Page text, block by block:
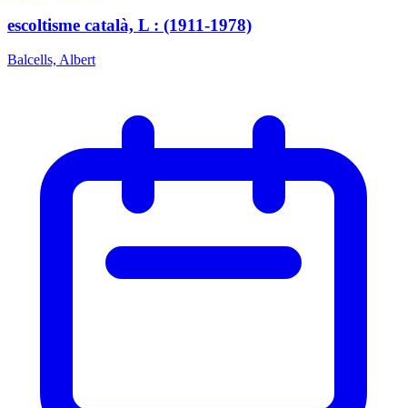
escoltisme català, L : (1911-1978)
Balcells, Albert